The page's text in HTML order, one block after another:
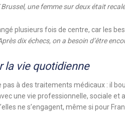
Brussel, une femme sur deux était
plusieurs fois de centre, car les
dix échecs, on a besoin d’être
la vie quotidienne
à des traitements médicaux : il
une vie professionnelle, sociale et
ne s’engagent, même si pour